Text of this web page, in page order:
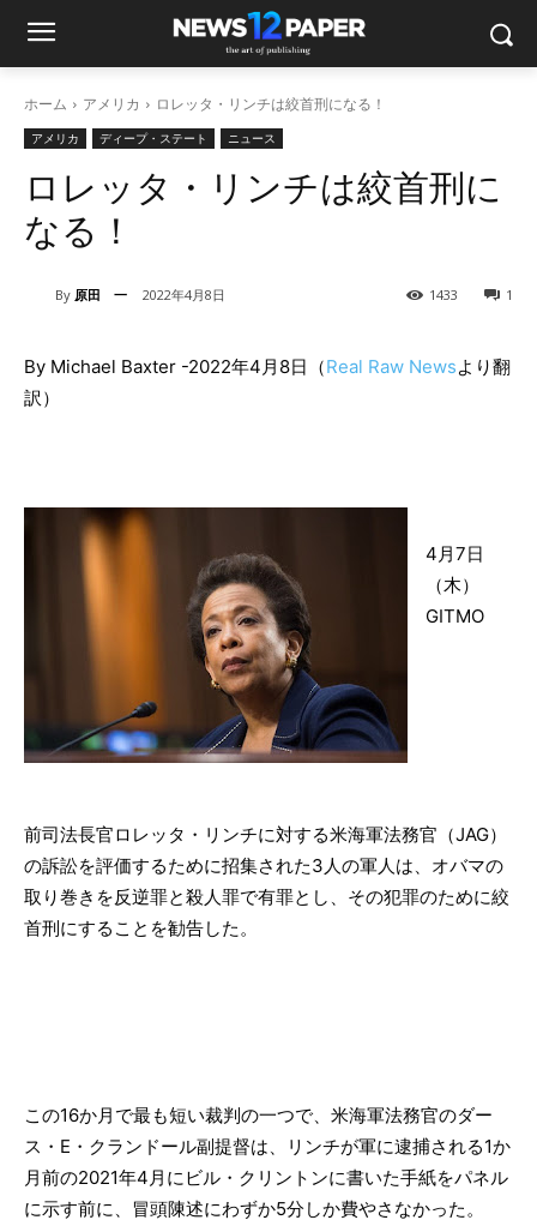
ホーム アメリカ ロレッタ・リンチは絞首刑になる！
アメリカ ディープ・ステート ニュース
ロレッタ・リンチは絞首刑に
なる！
By 原田 一 2022年4月8日 1
1433
By Michael Baxter -2022年4月8日（Real Raw Newsより翻
訳）
4月7日
（木）
GITMO
前司法長官ロレッタ・リンチに対する米海軍法務官（JAG）
の訴訟を評価するために招集された3人の軍人は、オバマの
取り巻きを反逆罪と殺人罪で有罪とし、その犯罪のために絞
首刑にすることを勧告した。
この16か月で最も短い裁判の一つで、米海軍法務官のダー
ス・E・クランドール副提督は、リンチが軍に逮捕される1か
月前の2021年4月にビル・クリントンに書いた手紙をパネル
に示す前に、冒頭陳述にわずか5分しか費やさなかった。